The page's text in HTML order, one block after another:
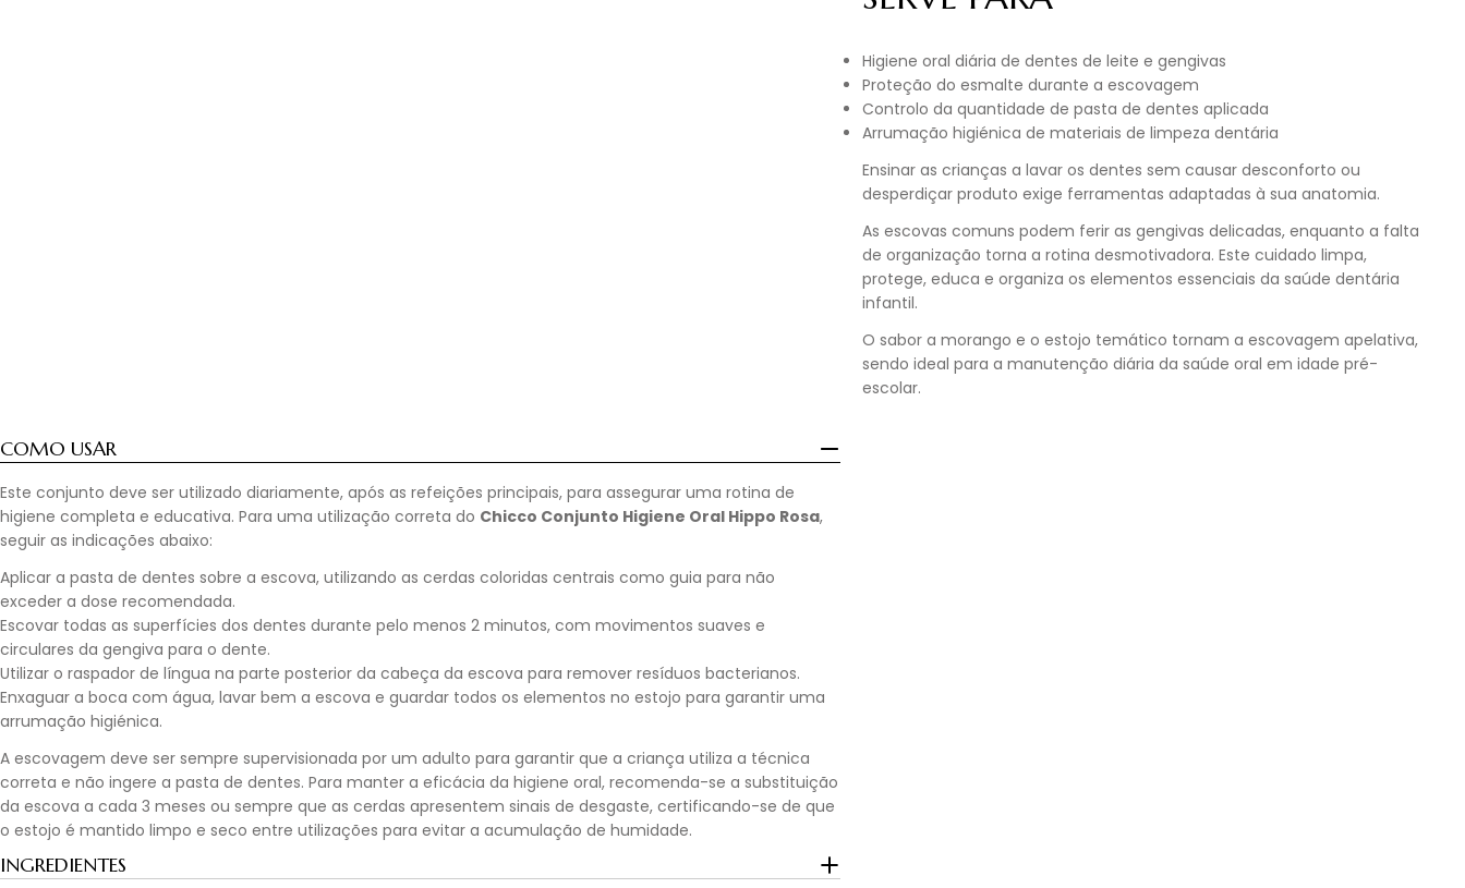
Higiene oral diária de dentes de leite e gengivas
Proteção do esmalte durante a escovagem
Controlo da quantidade de pasta de dentes aplicada
Arrumação higiénica de materiais de limpeza dentária
Ensinar as crianças a lavar os dentes sem causar desconforto ou
desperdiçar produto exige ferramentas adaptadas à sua anatomia.
As escovas comuns podem ferir as gengivas delicadas, enquanto a falta
de organização torna a rotina desmotivadora. Este cuidado limpa,
protege, educa e organiza os elementos essenciais da saúde dentária
infantil.
O sabor a morango e o estojo temático tornam a escovagem apelativa,
sendo ideal para a manutenção diária da saúde oral em idade pré-
escolar.
COMO USAR
Este conjunto deve ser utilizado diariamente, após as refeições principais, para assegurar uma rotina de
higiene completa e educativa. Para uma utilização correta do Chicco Conjunto Higiene Oral Hippo Rosa,
seguir as indicações abaixo:
Aplicar a pasta de dentes sobre a escova, utilizando as cerdas coloridas centrais como guia para não
exceder a dose recomendada.
Escovar todas as superfícies dos dentes durante pelo menos 2 minutos, com movimentos suaves e
circulares da gengiva para o dente.
Utilizar o raspador de língua na parte posterior da cabeça da escova para remover resíduos bacterianos.
Enxaguar a boca com água, lavar bem a escova e guardar todos os elementos no estojo para garantir uma
arrumação higiénica.
A escovagem deve ser sempre supervisionada por um adulto para garantir que a criança utiliza a técnica
correta e não ingere a pasta de dentes. Para manter a eficácia da higiene oral, recomenda-se a substituição
da escova a cada 3 meses ou sempre que as cerdas apresentem sinais de desgaste, certificando-se de que
o estojo é mantido limpo e seco entre utilizações para evitar a acumulação de humidade.
INGREDIENTES